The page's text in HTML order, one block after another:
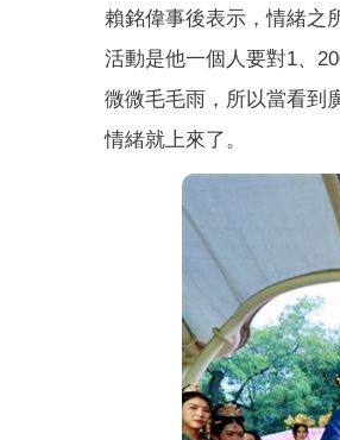
賴銘偉事後表示，情緒之
活動是他一個人要對1、
微微毛毛雨，所以當看到
情緒就上來了。